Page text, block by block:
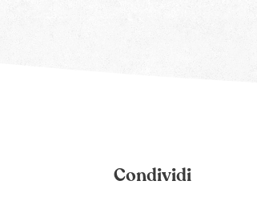
Condividi